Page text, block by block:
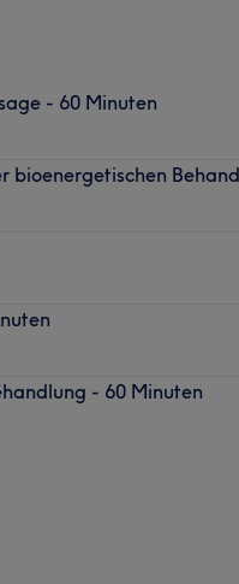
- 60 Minuten
bioenergetischen
- 60 Minuten